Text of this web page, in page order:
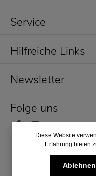
Service
Newsletter
Folge uns
Hilfreiche Links
Diese Website
Erfahrung bieten
Ablehnen